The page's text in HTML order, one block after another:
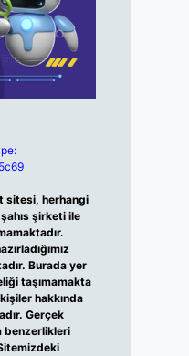
sitesi, herhangi
şirketi ile
Burada yer
taşımamakta
hakkında
Gerçek
benzerlikleri